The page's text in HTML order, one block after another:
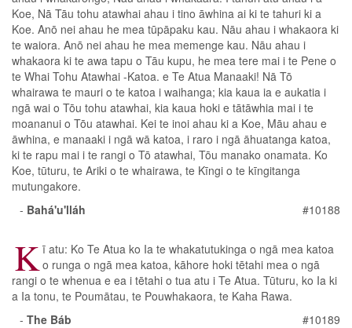
Koe, Nā Tāu tohu atawhai ahau i tino āwhina ai ki te tahuri ki a
Koe. Anō nei ahau he mea tūpāpaku kau. Nāu ahau i whakaora ki
te waiora. Anō nei ahau he mea memenge kau. Nāu ahau i
whakaora ki te awa tapu o Tāu kupu, he mea tere mai i te Pene o
te Whai Tohu Atawhai -Katoa. e Te Atua Manaaki! Nā Tō
whairawa te mauri o te katoa i waihanga; kia kaua ia e aukatia i
ngā wai o Tōu tohu atawhai, kia kaua hoki e tātāwhia mai i te
moananui o Tōu atawhai. Kei te inoi ahau ki a Koe, Māu ahau e
āwhina, e manaaki i ngā wā katoa, i raro i ngā āhuatanga katoa,
ki te rapu mai i te rangi o Tō atawhai, Tōu manako onamata. Ko
Koe, tūturu, te Ariki o te whairawa, te Kīngi o te kīngitanga
mutungakore.
#10188
- Bahá'u'lláh
K ī atu: Ko Te Atua ko Ia te whakatutukinga o ngā mea katoa
o runga o ngā mea katoa, kāhore hoki tētahi mea o ngā
rangi o te whenua e ea i tētahi o tua atu i Te Atua. Tūturu, ko Ia ki
a Ia tonu, te Poumātau, te Pouwhakaora, te Kaha Rawa.
#10189
- The Báb